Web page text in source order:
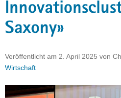
r
e
i
e
n
e
t
Saxony»
Veröffentlicht am 2. April 2025 von
Wirtschaft